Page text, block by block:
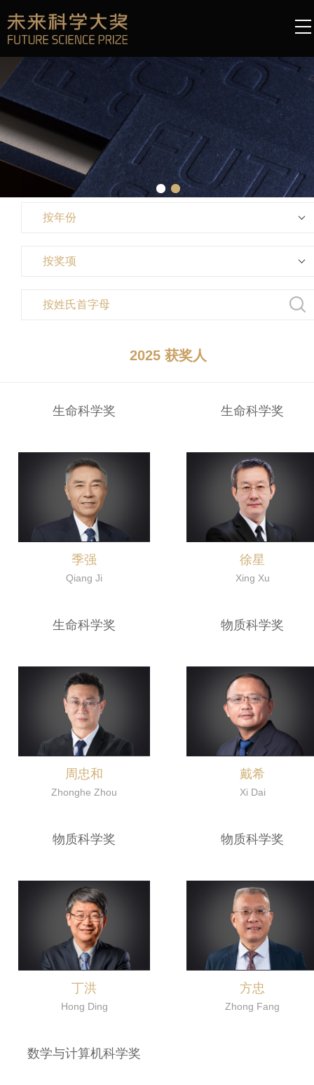
按年份
按奖项
按姓氏首字母
2025 获奖人
生命科学奖
季强
Qiang Ji
生命科学奖
徐星
Xing Xu
生命科学奖
周忠和
Zhonghe Zhou
物质科学奖
戴希
Xi Dai
物质科学奖
丁洪
Hong Ding
物质科学奖
方忠
Zhong Fang
数学与计算机科学奖